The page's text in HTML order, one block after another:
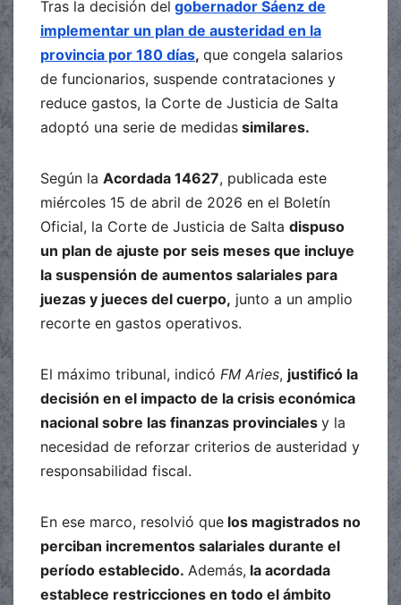
Tras la decisión del gobernador Sáenz de
implementar un plan de austeridad en la
provincia por 180 días, que congela salarios
de funcionarios, suspende contrataciones y
reduce gastos, la Corte de Justicia de Salta
adoptó una serie de medidas similares.
Según la Acordada 14627, publicada este
miércoles 15 de abril de 2026 en el Boletín
Oficial, la Corte de Justicia de Salta dispuso
un plan de ajuste por seis meses que incluye
la suspensión de aumentos salariales para
juezas y jueces del cuerpo, junto a un amplio
recorte en gastos operativos.
El máximo tribunal, indicó FM Aries, justificó la
decisión en el impacto de la crisis económica
nacional sobre las finanzas provinciales y la
necesidad de reforzar criterios de austeridad y
responsabilidad fiscal.
En ese marco, resolvió que los magistrados no
perciban incrementos salariales durante el
período establecido. Además, la acordada
establece restricciones en todo el ámbito